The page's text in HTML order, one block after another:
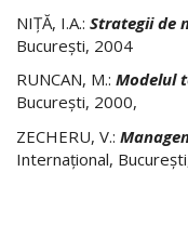
NIŢĂ, I.A.: Strategii de
Bucureşti, 2004
RUNCAN, M.: Modelul
Bucureşti, 2000,
ZECHERU, V.:
Internaţional,